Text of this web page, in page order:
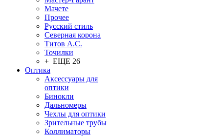
Мачете
Прочее
Русский стиль
Северная корона
Титов А.С.
Точилки
+ ЕЩЕ 26
Оптика
Аксессуары для
оптики
Бинокли
Дальномеры
Чехлы для оптики
Зрительные трубы
Коллиматоры